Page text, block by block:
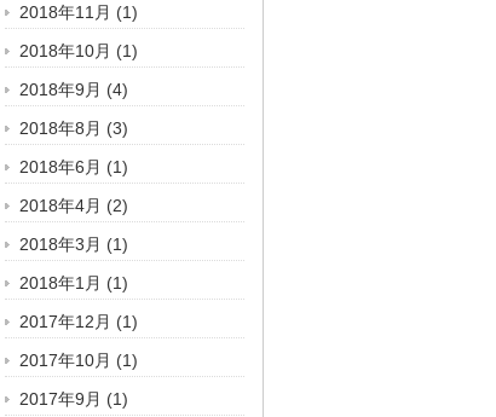
2018年11月 (1)
2018年10月 (1)
2018年9月 (4)
2018年8月 (3)
2018年6月 (1)
2018年4月 (2)
2018年3月 (1)
2018年1月 (1)
2017年12月 (1)
2017年10月 (1)
2017年9月 (1)